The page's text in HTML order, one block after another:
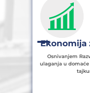
Ekonomija
Osnivanjem
ulaganja u